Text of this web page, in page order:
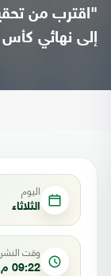
"اقترب من
إلى نهائي كأس
اليوم
الثلاثاء
وقت النشر
09:22 م